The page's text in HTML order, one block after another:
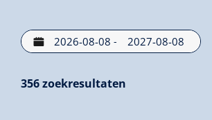
-
356zoekresultaten